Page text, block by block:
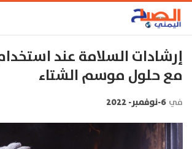
إرشادات السلامة عند
مع حلول موسم الشتاء
في 6-نوفمبر- 2022